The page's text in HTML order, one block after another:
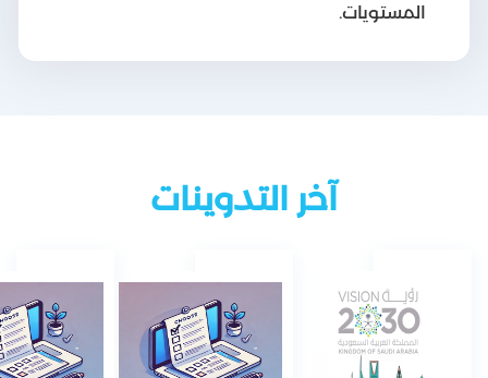
المستويات.
آخر التدوينات